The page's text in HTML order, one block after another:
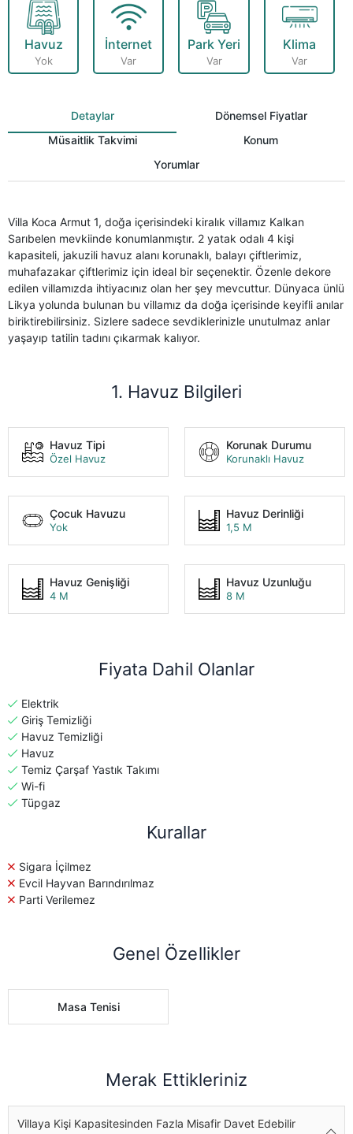
Havuz
Yok
İnternet
Var
Park Yeri
Var
Klima
Var
Detaylar
Dönemsel Fiyatlar
Müsaitlik Takvimi
Konum
Yorumlar
Villa Koca Armut 1, doğa içerisindeki kiralık villamız Kalkan
Sarıbelen mevkiinde konumlanmıştır. 2 yatak odalı 4 kişi
kapasiteli, jakuzili havuz alanı korunaklı, balayı çiftlerimiz,
muhafazakar çiftlerimiz için ideal bir seçenektir. Özenle dekore
edilen villamızda ihtiyacınız olan her şey mevcuttur. Dünyaca ünlü
Likya yolunda bulunan bu villamız da doğa içerisinde keyifli anılar
biriktirebilirsiniz. Sizlere sadece sevdiklerinizle unutulmaz anlar
yaşayıp tatilin tadını çıkarmak kalıyor.
1. Havuz Bilgileri
Havuz Tipi
Özel Havuz
Korunak Durumu
Korunaklı Havuz
Çocuk Havuzu
Yok
Havuz Derinliği
1,5 M
Havuz Genişliği
4 M
Havuz Uzunluğu
8 M
Fiyata Dahil Olanlar
Elektrik
Giriş Temizliği
Havuz Temizliği
Havuz
Temiz Çarşaf Yastık Takımı
Wi-fi
Tüpgaz
Kurallar
Sigara İçilmez
Evcil Hayvan Barındırılmaz
Parti Verilemez
Genel Özellikler
Masa Tenisi
Merak Ettikleriniz
Villaya Kişi Kapasitesinden Fazla Misafir Davet Edebilir